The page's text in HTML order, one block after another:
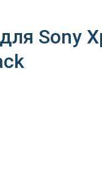
Sony